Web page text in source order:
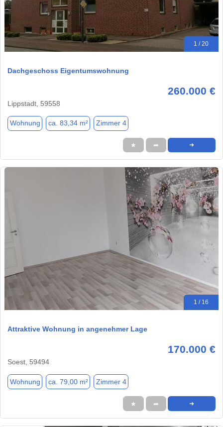
1 / 20
Dachgeschoss Eigentumswohnung
260.000 €
Lippstadt, 59558
Wohnung ca. 83,34 m² Zimmer 4
★ ➦ ➜
1 / 16
Attraktive Wohnung in angenehmer Lage
170.000 €
Soest, 59494
Wohnung ca. 79,00 m² Zimmer 4
★ ➦ ➜